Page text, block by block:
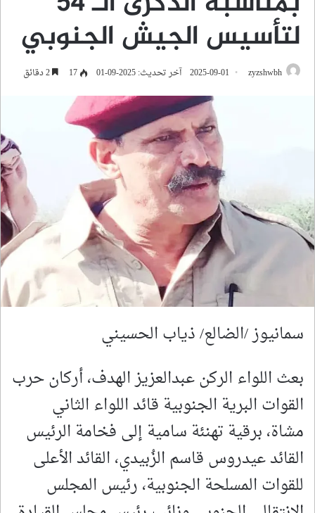
لتأسيس الجيش الجنوبي
zyzshwbh
2025-09-01 آخر تحديث: 2025-09-01 17
سمانيوز /الضالع/ ذياب الحسيني
بعث اللواء الركن عبدالعزيز الهدف، أركان حرب
القوات البرية الجنوبية قائد اللواء الثاني
مشاة، برقية تهنئة سامية إلى فخامة الرئيس
القائد عيدروس قاسم الزُبيدي، القائد الأعلى
للقوات المسلحة الجنوبية، رئيس المجلس